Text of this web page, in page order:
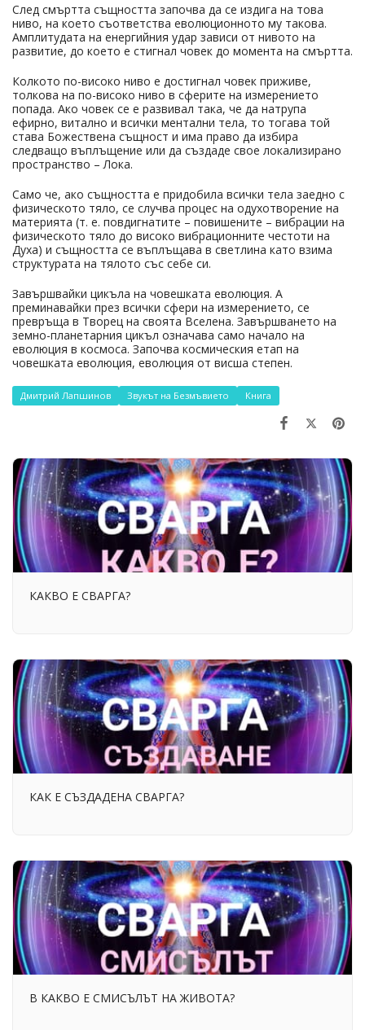
След смъртта същността започва да се издига на това
ниво, на което съответства еволюционното му такова.
Амплитудата на енергийния удар зависи от нивото на
развитие, до което е стигнал човек до момента на смъртта.
Колкото по-високо ниво е достигнал човек приживе,
толкова на по-високо ниво в сферите на измерението
попада. Ако човек се е развивал така, че да натрупа
ефирно, витално и всички ментални тела, то тогава той
става Божествена същност и има право да избира
следващо въплъщение или да създаде свое локализирано
пространство – Лока.
Само че, ако същността е придобила всички тела заедно с
физическото тяло, се случва процес на одухотворение на
материята (т. е. повдигнатите – повишените – вибрации на
физическото тяло до високо вибрационните честоти на
Духа) и същността се въплъщава в светлина като взима
структурата на тялото със себе си.
Завършвайки цикъла на човешката еволюция. А
преминавайки през всички сфери на измерението, се
превръща в Творец на своята Вселена. Завършването на
земно-планетарния цикъл означава само начало на
еволюция в космоса. Започва космическия етап на
човешката еволюция, еволюция от висша степен.
Дмитрий Лапшинов Звукът на Безмъвието Книга
КАКВО Е СВАРГА?
КАК Е СЪЗДАДЕНА СВАРГА?
В КАКВО Е СМИСЪЛЪТ НА ЖИВОТА?